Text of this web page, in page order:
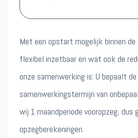
Met een opstart mogelijk binnen
flexibel inzetbaar en wat ook de
onze samenwerking is: U bepaalt
samenwerkingstermijn van
wij 1 maandperiode vooropzeg, dus
opzegberekeningen.